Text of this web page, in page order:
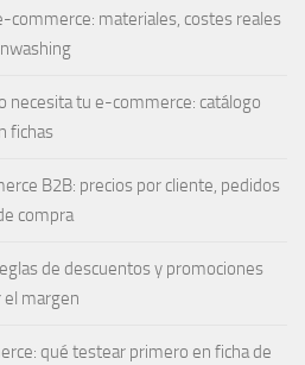
commerce: materiales, costes reales
necesita tu e-commerce: catálogo
fichas
B2B: precios por cliente, pedidos
compra
de descuentos y promociones
el margen
qué testear primero en ficha de